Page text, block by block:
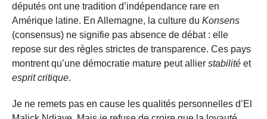
députés ont une tradition d’indépendance rare en
Amérique latine. En Allemagne, la culture du Konsens
(consensus) ne signifie pas absence de débat : elle
repose sur des règles strictes de transparence. Ces pays
montrent qu’une démocratie mature peut allier stabilité et
esprit critique.
Je ne remets pas en cause les qualités personnelles d’El